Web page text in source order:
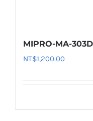
MIPRO-MA-
NT$1,200.00